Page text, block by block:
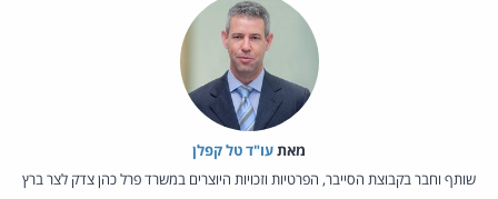
מאת‏עו"ד טל קפלן
שותף וחבר בקבוצת הסייבר, הפרטיות וזכויות היוצרים במשרד פרל כהן צדק לצר ברץ